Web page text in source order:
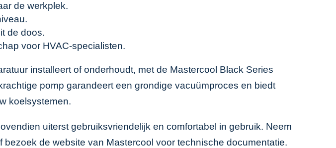
de werkplek.
de doos.
voor HVAC-specialisten.
installeert of onderhoudt, met de Mastercool Black Series
pomp garandeert een grondige vacuümproces en biedt
koelsystemen.
uiterst gebruiksvriendelijk en comfortabel in gebruik. Neem
bezoek de website van Mastercool voor technische documentatie.